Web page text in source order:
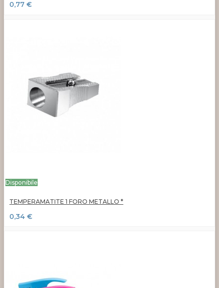
0,77 €
Disponibile
TEMPERAMATITE 1 FORO METALLO *
0,34 €